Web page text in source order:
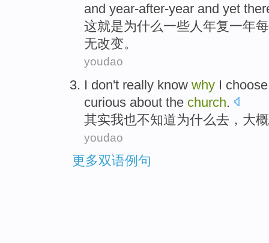
and year-after-year and yet
这就是为什么一些 人 年复一年
无改变。
youdao
I don't really know why I
curious about the church.
其实我也不知道为什么去 ， 大概
youdao
更多双语例句